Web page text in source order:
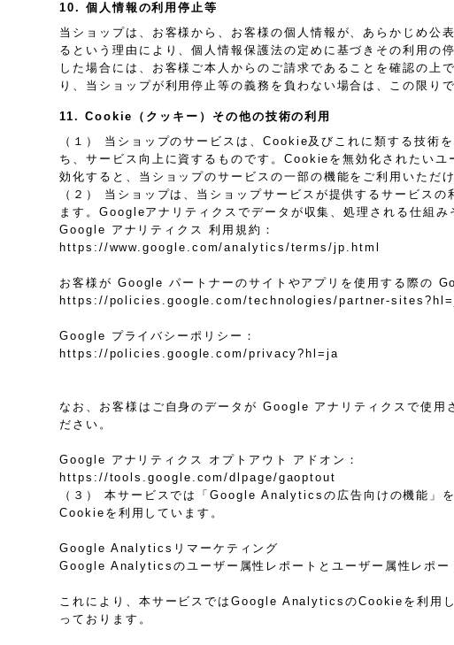
10. 個人情報の利用停止等
当ショップは、お客様から、お客様の個人情報が、あらかじめ公
るという理由により、個人情報保護法の定めに基づきその利用の
した場合には、お客様ご本人からのご請求であることを確認の上
り、当ショップが利用停止等の義務を負わない場合は、この限り
11. Cookie（クッキー）その他の技術の利用
（１） 当ショップのサービスは、Cookie及びこれに類する技術
ち、サービス向上に資するものです。Cookieを無効化されたい
効化すると、当ショップのサービスの一部の機能をご利用いただ
（２） 当ショップは、当ショップサービスが提供するサービス
ます。Googleアナリティクスでデータが収集、処理される仕組
Google アナリティクス 利用規約：
https://www.google.com/analytics/terms/jp.html
お客様が Google パートナーのサイトやアプリを使用する際の
https://policies.google.com/technologies/partner-
Google プライバシーポリシー：
https://policies.google.com/privacy?hl=ja
なお、お客様はご自身のデータが Google アナリティクスで使
ださい。
Google アナリティクス オプトアウト アドオン：
https://tools.google.com/dlpage/gaoptout
（３） 本サービスでは「Google Analyticsの広告向けの機能」
Cookieを利用しています。
Google Analyticsリマーケティング
Google Analyticsのユーザー属性レポートとユーザー属性レポー
これにより、本サービスではGoogle AnalyticsのCookieを利用
っております。